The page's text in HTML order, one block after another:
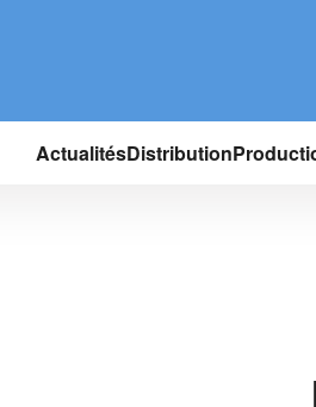
ActualitésDistribution